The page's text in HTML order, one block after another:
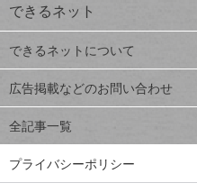
close
閉じ
る
連載
Excel Q&A
トイアンナ流仕
事術
PowerAutomate
ではじめる業務
の完全自動化
できるネット
できるネットについて
広告掲載などのお問い合わせ
全記事一覧
プライバシーポリシー